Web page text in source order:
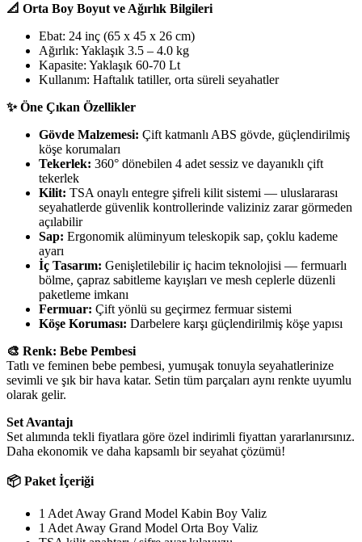
📐 Orta Boy Boyut ve Ağırlık Bilgileri
Ebat: 24 inç (65 x 45 x 26 cm)
Ağırlık: Yaklaşık 3.5 – 4.0 kg
Kapasite: Yaklaşık 60-70 Lt
Kullanım: Haftalık tatiller, orta süreli seyahatler
✨ Öne Çıkan Özellikler
Gövde Malzemesi: Çift katmanlı ABS gövde, güçlendirilmiş
köşe korumaları
Tekerlek: 360° dönebilen 4 adet sessiz ve dayanıklı çift
tekerlek
Kilit: TSA onaylı entegre şifreli kilit sistemi — uluslararası
seyahatlerde güvenlik kontrollerinde valiziniz zarar görmeden
açılabilir
Sap: Ergonomik alüminyum teleskopik sap, çoklu kademe
ayarı
İç Tasarım: Genişletilebilir iç hacim teknolojisi — fermuarlı
bölme, çapraz sabitleme kayışları ve mesh ceplerle düzenli
paketleme imkanı
Fermuar: Çift yönlü su geçirmez fermuar sistemi
Köşe Koruması: Darbelere karşı güçlendirilmiş köşe yapısı
🎨 Renk: Bebe Pembesi
Tatlı ve feminen bebe pembesi, yumuşak tonuyla seyahatlerinize
sevimli ve şık bir hava katar. Setin tüm parçaları aynı renkte uyumlu
olarak gelir.
Set Avantajı
Set alımında tekli fiyatlara göre özel indirimli fiyattan yararlanırsınız.
Daha ekonomik ve daha kapsamlı bir seyahat çözümü!
📦 Paket İçeriği
1 Adet Away Grand Model Kabin Boy Valiz
1 Adet Away Grand Model Orta Boy Valiz